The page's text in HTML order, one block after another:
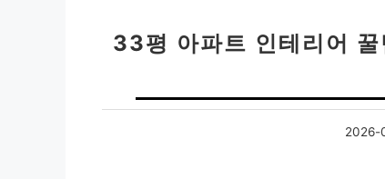
33평 아파트 인테리어
2026-